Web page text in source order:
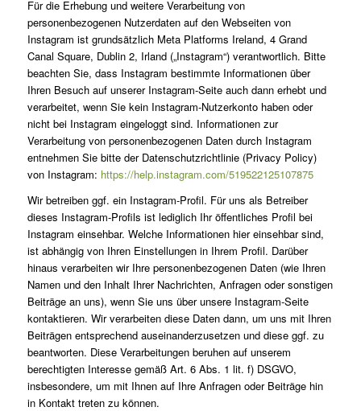
Für die Erhebung und weitere Verarbeitung von
personenbezogenen Nutzerdaten auf den Webseiten von
Instagram ist grundsätzlich Meta Platforms Ireland, 4 Grand
Canal Square, Dublin 2, Irland („Instagram“) verantwortlich. Bitte
beachten Sie, dass Instagram bestimmte Informationen über
Ihren Besuch auf unserer Instagram-Seite auch dann erhebt und
verarbeitet, wenn Sie kein Instagram-Nutzerkonto haben oder
nicht bei Instagram eingeloggt sind. Informationen zur
Verarbeitung von personenbezogenen Daten durch Instagram
entnehmen Sie bitte der Datenschutzrichtlinie (Privacy Policy)
von Instagram: https://help.instagram.com/519522125107875
Wir betreiben ggf. ein Instagram-Profil. Für uns als Betreiber
dieses Instagram-Profils ist lediglich Ihr öffentliches Profil bei
Instagram einsehbar. Welche Informationen hier einsehbar sind,
ist abhängig von Ihren Einstellungen in Ihrem Profil. Darüber
hinaus verarbeiten wir Ihre personenbezogenen Daten (wie Ihren
Namen und den Inhalt Ihrer Nachrichten, Anfragen oder sonstigen
Beiträge an uns), wenn Sie uns über unsere Instagram-Seite
kontaktieren. Wir verarbeiten diese Daten dann, um uns mit Ihren
Beiträgen entsprechend auseinanderzusetzen und diese ggf. zu
beantworten. Diese Verarbeitungen beruhen auf unserem
berechtigten Interesse gemäß Art. 6 Abs. 1 lit. f) DSGVO,
insbesondere, um mit Ihnen auf Ihre Anfragen oder Beiträge hin
in Kontakt treten zu können.